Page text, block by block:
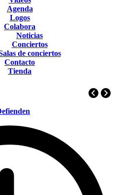
Agenda
Logos
Colabora
Noticias
Conciertos
de conciertos
Contacto
Tienda